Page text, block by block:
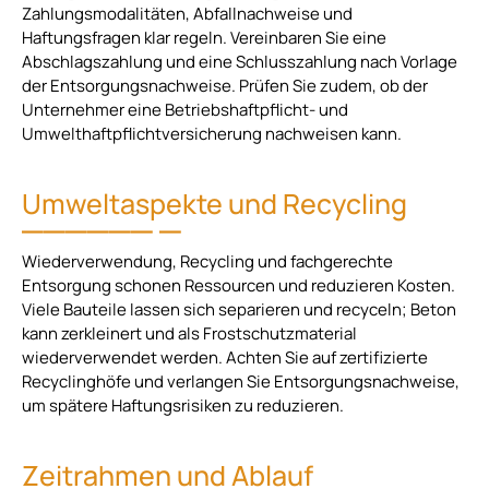
Zahlungsmodalitäten, Abfallnachweise und
Haftungsfragen klar regeln. Vereinbaren Sie eine
Abschlagszahlung und eine Schlusszahlung nach Vorlage
der Entsorgungsnachweise. Prüfen Sie zudem, ob der
Unternehmer eine Betriebshaftpflicht- und
Umwelthaftpflichtversicherung nachweisen kann.
Umweltaspekte und Recycling
Wiederverwendung, Recycling und fachgerechte
Entsorgung schonen Ressourcen und reduzieren Kosten.
Viele Bauteile lassen sich separieren und recyceln; Beton
kann zerkleinert und als Frostschutzmaterial
wiederverwendet werden. Achten Sie auf zertifizierte
Recyclinghöfe und verlangen Sie Entsorgungsnachweise,
um spätere Haftungsrisiken zu reduzieren.
Zeitrahmen und Ablauf